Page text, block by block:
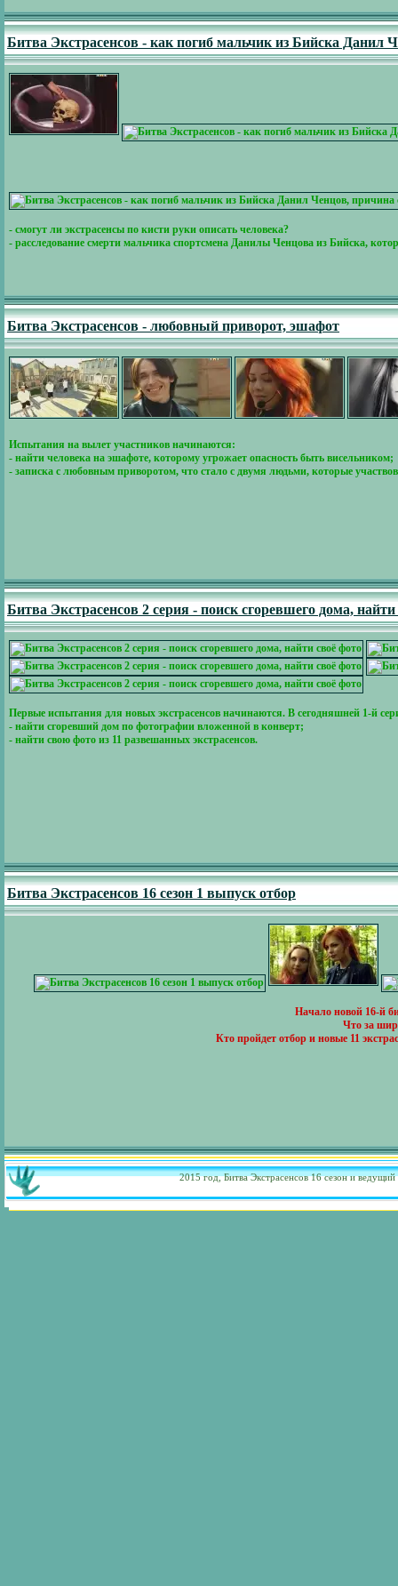
Битва Экстрасенсов - как погиб мальчик из Бийска
- смогут ли экстрасенсы по кисти руки описать человека?
- расследование смерти мальчика спортсмена Данилы Ченцова из Бийска,
Битва Экстрасенсов - любовный приворот, эшафот
Испытания на вылет участников начинаются:
- найти человека на эшафоте, которому угрожает опасность быть висельником;
- записка с любовным приворотом, что стало с двумя людьми, которые
Битва Экстрасенсов 2 серия - поиск сгоревшего дома,
Первые испытания для новых экстрасенсов начинаются. В сегодняшней 1-й
- найти сгоревший дом по фотографии вложенной в конверт;
- найти свою фото из 11 развешанных экстрасенсов.
Битва Экстрасенсов 16 сезон 1 выпуск отбор
Начало новой 16-й
Что за
Кто пройдет отбор и новые 11
2015 год, Битва Экстрасенсов 16 сезон и